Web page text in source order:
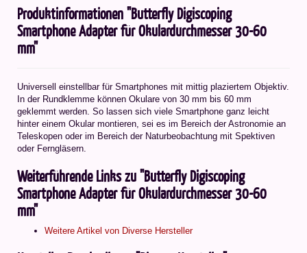
Produktinformationen "Butterfly Digiscoping
Smartphone Adapter für Okulardurchmesser 30-60
mm"
Universell einstellbar für Smartphones mit mittig plaziertem Objektiv.
In der Rundklemme können Okulare von 30 mm bis 60 mm
geklemmt werden. So lassen sich viele Smartphone ganz leicht
hinter einem Okular montieren, sei es im Bereich der Astronomie an
Teleskopen oder im Bereich der Naturbeobachtung mit Spektiven
oder Ferngläsern.
Weiterführende Links zu "Butterfly Digiscoping
Smartphone Adapter für Okulardurchmesser 30-60
mm"
Weitere Artikel von Diverse Hersteller